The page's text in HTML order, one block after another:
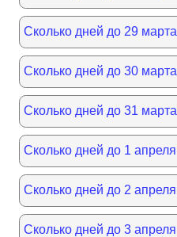
Сколько дней до 29 марта
Сколько дней до 30 марта
Сколько дней до 31 марта
Сколько дней до 1 апреля
Сколько дней до 2 апреля
Сколько дней до 3 апреля